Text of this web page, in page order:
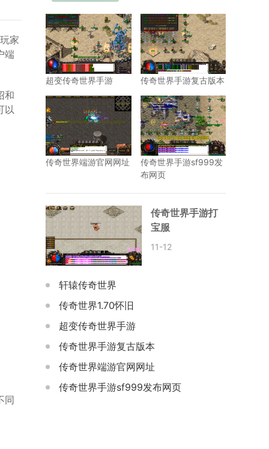
家
端
和
以
同
超变传奇世界手游 传奇世界手游复古版本
传奇世界端游官网网址
传奇世界手游sf999发
布网页
传奇世界手游打
宝服
11-12
轩辕传奇世界
传奇世界1.70怀旧
超变传奇世界手游
传奇世界手游复古版本
传奇世界端游官网网址
传奇世界手游sf999发布网页